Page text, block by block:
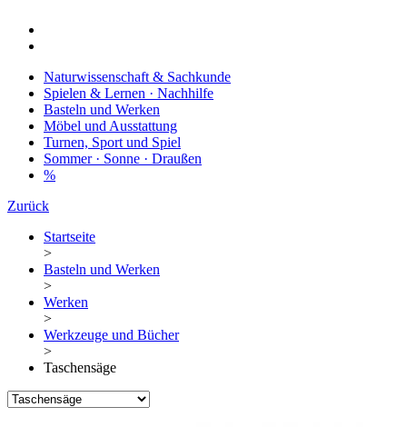
Naturwissenschaft & Sachkunde
Spielen & Lernen · Nachhilfe
Basteln und Werken
Möbel und Ausstattung
Turnen, Sport und Spiel
Sommer · Sonne · Draußen
%
Zurück
Startseite
>
Basteln und Werken
>
Werken
>
Werkzeuge und Bücher
>
Taschensäge